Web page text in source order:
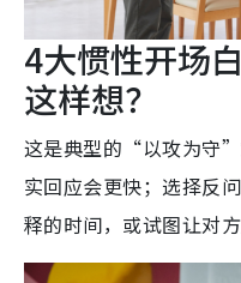
4大惯性开场
这样想？
这是典型的“以攻为守”
实回应会更快；选择反
释的时间，或试图让对方